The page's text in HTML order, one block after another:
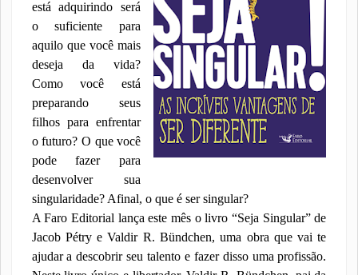
está adquirindo será
o suficiente para
aquilo que você mais
deseja da vida?
Como você está
preparando seus
filhos para enfrentar
o futuro? O que você
pode fazer para
desenvolver sua
singularidade? Afinal, o que é ser singular?
A Faro Editorial lança este mês o livro “Seja Singular” de
Jacob Pétry e Valdir R. Bündchen, uma obra que vai te
ajudar a descobrir seu talento e fazer disso uma profissão.